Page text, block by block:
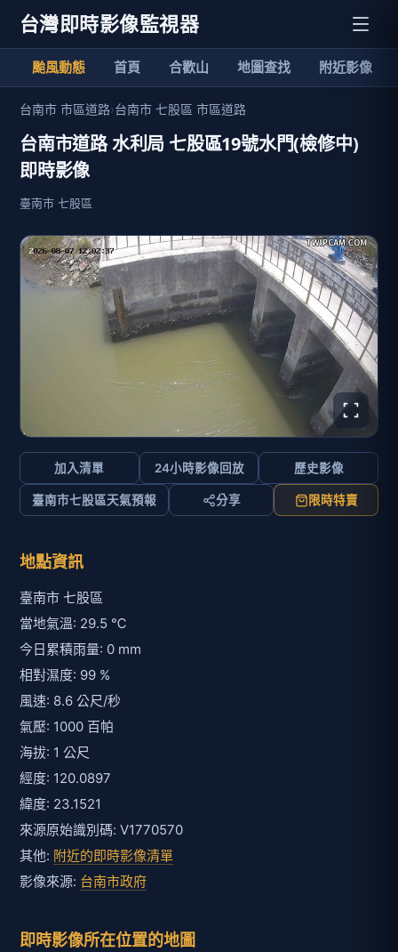
台灣即時影像監視器
颱風動態 首頁 合歡山 地圖查找 附近影像
台南市 市區道路›台南市 七股區 市區道路
台南市道路 水利局 七股區19號水門(檢修中)
即時影像
臺南市 七股區
加入清單 24小時影像回放 歷史影像
臺南市七股區天氣預報 分享 限時特賣
地點資訊
臺南市 七股區
當地氣溫: 29.5 ℃
今日累積雨量: 0 mm
相對濕度: 99 %
風速: 8.6 公尺/秒
氣壓: 1000 百帕
海拔: 1 公尺
經度: 120.0897
緯度: 23.1521
來源原始識別碼: V1770570
其他: 附近的即時影像清單
影像來源: 台南市政府
即時影像所在位置的地圖